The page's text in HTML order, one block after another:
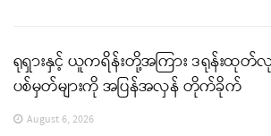
ရုရှားနှင့် ယူကရိန်းတို့အကြား ဒရုန်းထုတ်
ပစ်မှတ်များကို အပြန်အလှန် တိုက်ခိုက်
August 6, 2026